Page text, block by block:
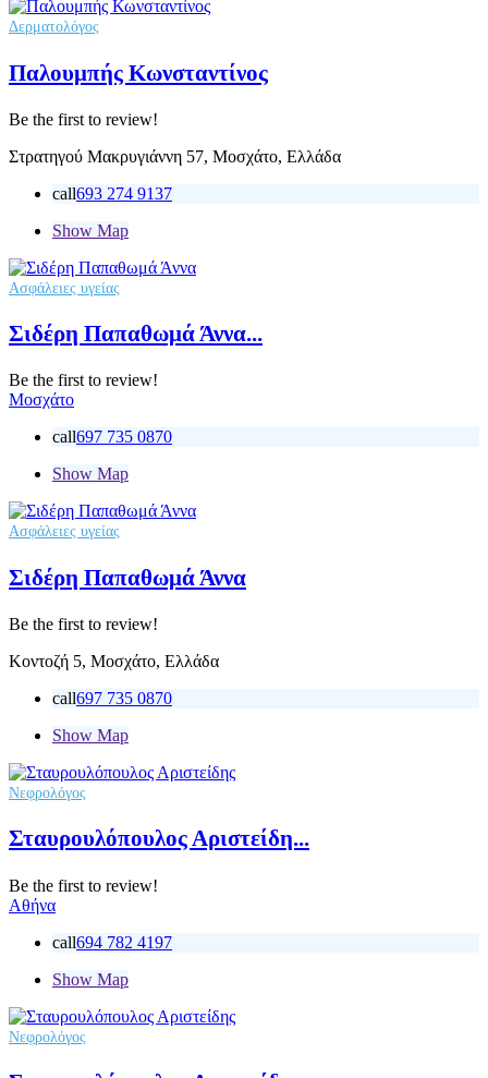
Δερματολόγος
Παλουμπής Κωνσταντίνος
Be the first to review!
Στρατηγού Μακρυγιάννη 57, Μοσχάτο, Ελλάδα
call693 274 9137
Show Map
Ασφάλειες υγείας
Σιδέρη Παπαθωμά Άννα...
Be the first to review!
Μοσχάτο
call697 735 0870
Show Map
Ασφάλειες υγείας
Σιδέρη Παπαθωμά Άννα
Be the first to review!
Κοντοζή 5, Μοσχάτο, Ελλάδα
call697 735 0870
Show Map
Νεφρολόγος
Σταυρουλόπουλος Αριστείδη...
Be the first to review!
Αθήνα
call694 782 4197
Show Map
Νεφρολόγος